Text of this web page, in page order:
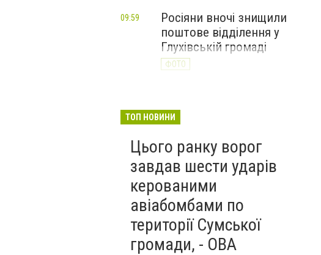
Росіяни вночі знищили
поштове відділення у
Глухівській громаді
ФОТО
09:59
ринок на Сумщині: 10
поранених, двоє — у
ФОТО
ТОП НОВИНИ
Цього ранку ворог
завдав шести ударів
керованими
авіабомбами по
території Сумської
громади, - ОВА